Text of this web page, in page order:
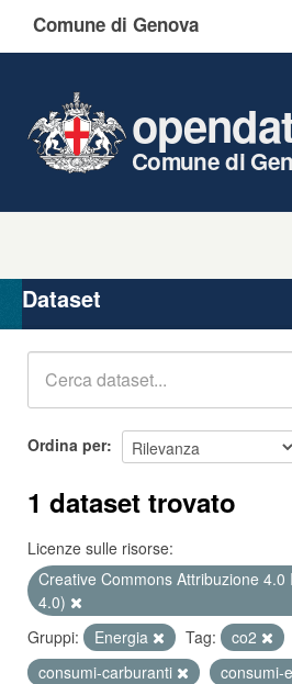
Comune di Genova
Comune di
Organizzazioni
Gruppi
Dataset
Ordina per
1 dataset trovato
Licenze sulle risorse:
Creative Commons Attribuzione 4.0
4.0)
Gruppi:
Energia Tag: co2
consumi-carburanti
consumi-